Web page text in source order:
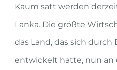
Kaum satt werden
Lanka. Die größte
das Land, das sich
entwickelt hatte, nun an